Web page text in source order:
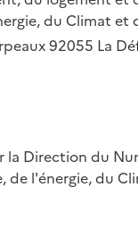
du Climat et
92055 La
la Direction du
l'énergie, du